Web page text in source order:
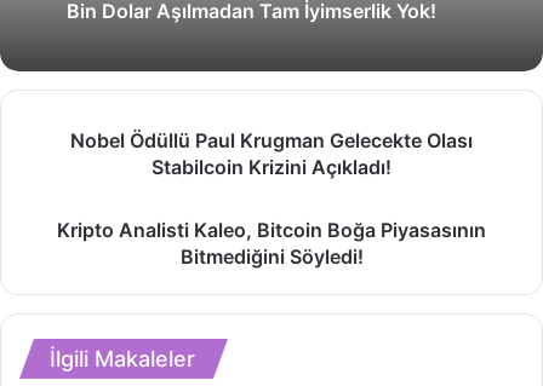
Bin Dolar Aşılmadan Tam İyimserlik Yok!
Gelecekte
Nobel Ödüllü Paul Krugman Gelecekte Olası
Stabilcoin Krizini Açıkladı!
Analisti
Bitcoin
Boğa
Piyasasının
Bitmediğini
Kripto Analisti Kaleo, Bitcoin Boğa Piyasasının
Bitmediğini Söyledi!
İlgili Makaleler